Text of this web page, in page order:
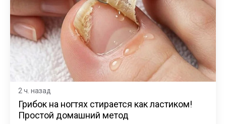
2 ч. назад
Грибок на ногтях стирается как ластиком!
Простой домашний метод